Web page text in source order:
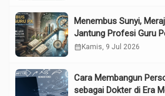
Menembus Sunyi,
Jantung Profesi Guru
calendar_month Kamis, 9 Jul 2026
Cara Membangun
sebagai Dokter di Era